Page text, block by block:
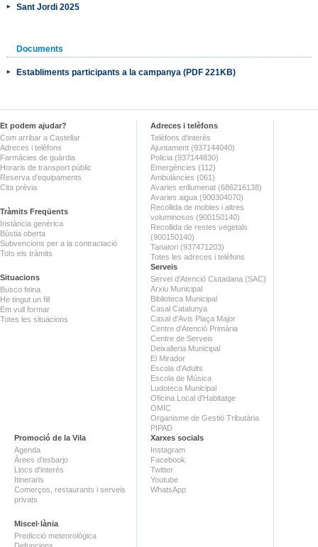
Sant Jordi 2025
Documents
Establiments participants a la campanya (PDF 221KB)
Et podem ajudar?
Com arribar a Castellar
Adreces i telèfons
Farmàcies de guàrdia
Horaris de transport públic
Reserva d'equipaments
Cita prèvia
Tràmits Freqüents
Instància genèrica
Bústia oberta
Subvencions per a la contractació
Tots els tràmits
Situacions
Busco feina
He tingut un fill
Em vull formar
Totes les situacions
Adreces i telèfons
Telèfons d'interès
Ajuntament (937144040)
Policia (937144830)
Emergències (112)
Ambulàncies (061)
Avaries enllumenat (686216138)
Avaries aigua (900304070)
Recollida de mobles i altres
voluminosos (900150140)
Recollida de restes vegetals
(900150140)
Tanatori (937471203)
Totes les adreces i telèfons
Serveis
Servei d'Atenció Ciutadana (SAC)
Arxiu Municipal
Biblioteca Municipal
Casal Catalunya
Casal d'Avis Plaça Major
Centre d'Atenció Primària
Centre de Serveis
Deixalleria Municipal
El Mirador
Escola d'Adults
Escola de Música
Ludoteca Municipal
Oficina Local d'Habitatge
OMIC
Organisme de Gestió Tributària
PIPAD
Promoció de la Vila
Agenda
Àrees d'esbarjo
Llocs d'interès
Itineraris
Comerços, restaurants i serveis
privats
Miscel·lània
Predicció meteorològica
Xarxes socials
Instagram
Facebook
Twitter
Youtube
WhatsApp